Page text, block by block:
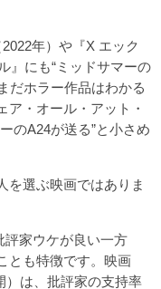
年）や『X エック
』にも“ミッドサマーの
だホラー作品はわかる
ア・オール・アット・
のA24が送る”と小さめ
選ぶ映画ではありま
評家ウケが良い一方
とも特徴です。映画
）は、批評家の支持率